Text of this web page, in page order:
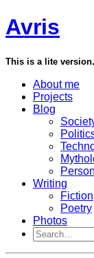
Avris
This is a lite version.
About me
Projects
Blog
Writing
Fiction
Poetry
Photos